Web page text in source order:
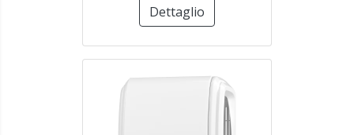
Dettaglio